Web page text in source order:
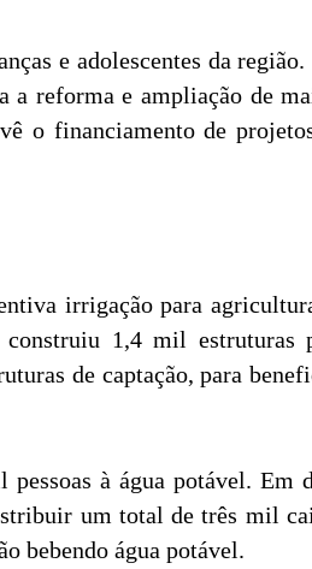
e adolescentes da região.
a reforma e ampliação de
o financiamento de
irrigação para
1,4 mil estruturas
de captação, para
à água potável. Em
um total de três mil
bebendo água potável.